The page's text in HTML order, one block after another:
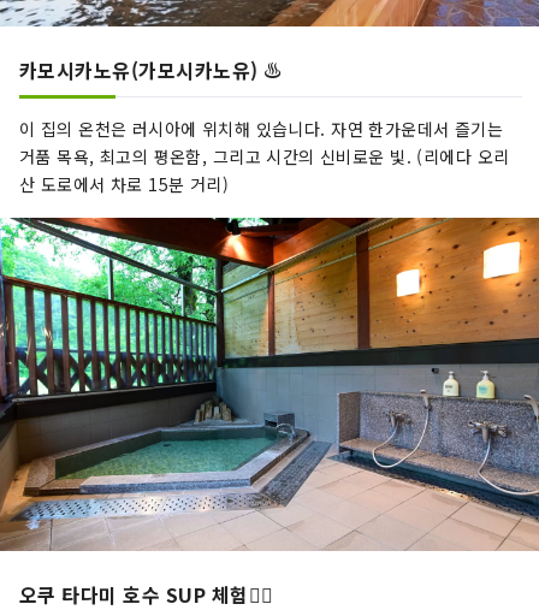
카모시카노유(가모시카노유) ♨️
이 집의 온천은 러시아에 위치해 있습니다. 자연 한가운데서 즐기는
거품 목욕, 최고의 평온함, 그리고 시간의 신비로운 빛. (리에다 오리
산 도로에서 차로 15분 거리)
오쿠 타다미 호수 SUP 체험🏄‍♂️